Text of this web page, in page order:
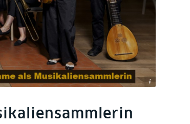
- bureau-versal.de | Collage: Robert Paul Kothe